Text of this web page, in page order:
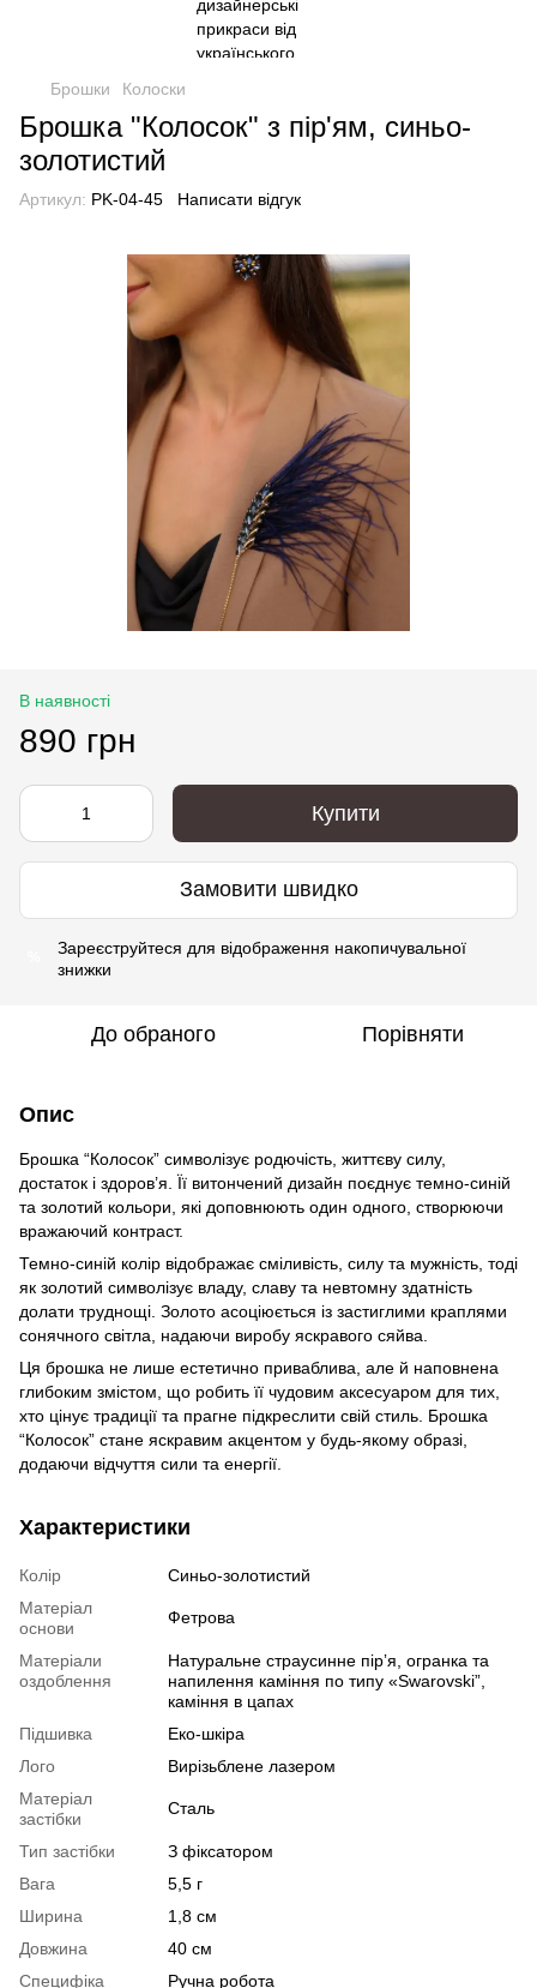
Брошки Колоски
Брошка "Колосок" з пір'ям, синьо-
золотистий
Артикул: PK-04-45 Написати відгук
В наявності
890 грн
Купити
Замовити швидко
Зареєструйтеся для відображення накопичувальної
знижки
До обраного Порівняти
Опис
Брошка “Колосок” символізує родючість, життєву силу,
достаток і здоров’я. Її витончений дизайн поєднує темно-синій
та золотий кольори, які доповнюють один одного, створюючи
вражаючий контраст.
Темно-синій колір відображає сміливість, силу та мужність, тоді
як золотий символізує владу, славу та невтомну здатність
долати труднощі. Золото асоціюється із застиглими краплями
сонячного світла, надаючи виробу яскравого сяйва.
Ця брошка не лише естетично приваблива, але й наповнена
глибоким змістом, що робить її чудовим аксесуаром для тих,
хто цінує традиції та прагне підкреслити свій стиль. Брошка
“Колосок” стане яскравим акцентом у будь-якому образі,
додаючи відчуття сили та енергії.
Характеристики
Колір
Синьо-золотистий
Матеріал
основи
Фетрова
Матеріали
оздоблення
Натуральне страусинне пірʼя, огранка та
напилення каміння по типу «Swarovski”,
каміння в цапах
Підшивка
Еко-шкіра
Лого
Вирізьблене лазером
Матеріал
застібки
Сталь
Тип застібки
З фіксатором
Вага
5,5 г
Ширина
1,8 см
Довжина
40 см
Специфіка
Ручна робота